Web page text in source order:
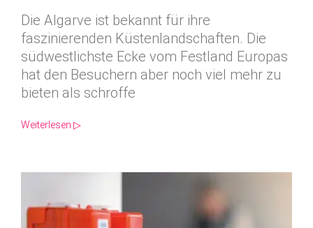
Die Algarve ist bekannt für ihre
faszinierenden Küstenlandschaften. Die
südwestlichste Ecke vom Festland Europas
hat den Besuchern aber noch viel mehr zu
bieten als schroffe
Weiterlesen ▷